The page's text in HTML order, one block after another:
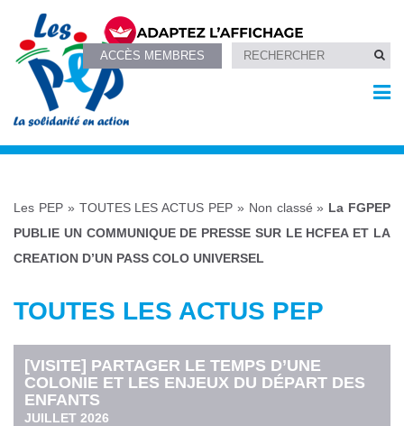
ACCÈS MEMBRES
Les PEP» TOUTES LES ACTUS PEP » Non classé » La FGPEP
PUBLIE UN COMMUNIQUE DE PRESSE SUR LE HCFEA ET LA
CREATION D’UN PASS COLO UNIVERSEL
TOUTES LES ACTUS PEP
[VISITE] PARTAGER LE TEMPS D’UNE
COLONIE ET LES ENJEUX DU DÉPART DES
ENFANTS
JUILLET 2026